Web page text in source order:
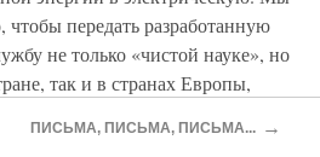
чтобы передать разработанную
не только «чистой науке», но
так и в странах Европы,
ПИСЬМА, ПИСЬМА, ПИСЬМА... →